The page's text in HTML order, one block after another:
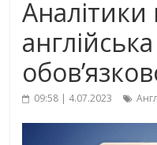
09:58 | 4.07.2023